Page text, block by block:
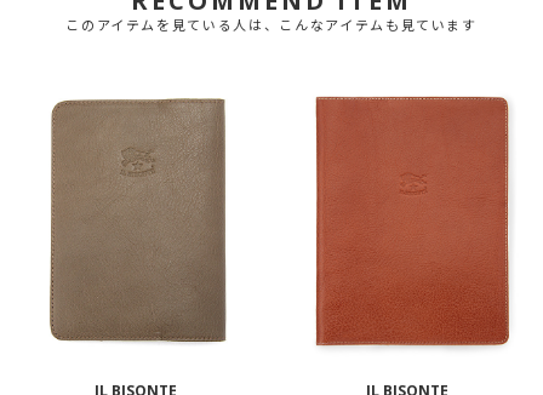
このアイテムを見ている人は、こんなアイテムも見ています
IL BISONTE
IL BISONTE